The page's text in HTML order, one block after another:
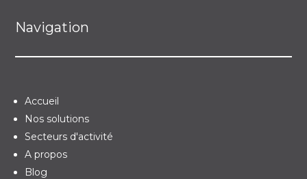
Navigation
Accueil
Nos solutions
Secteurs d'activité
A propos
Blog